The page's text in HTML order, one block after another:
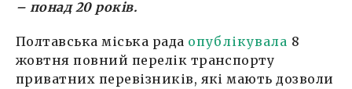
– понад 20 років.
Полтавська міська рада опублікувала 8
жовтня повний перелік транспорту
приватних перевізників, які мають дозволи